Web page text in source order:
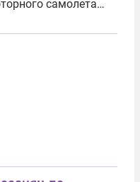
самолета
числе отклонение
судно 3